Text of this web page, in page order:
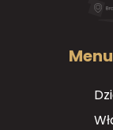
Menu